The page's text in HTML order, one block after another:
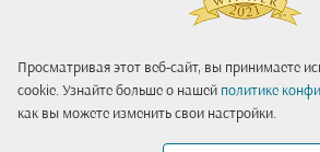
Просматривая этот веб-сайт, вы принимаете
cookie. Узнайте больше о нашей политике
как вы можете изменить свои настройки.